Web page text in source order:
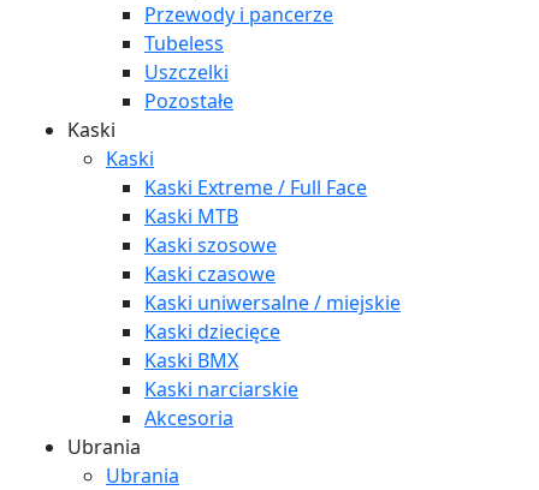
Przewody i pancerze
Tubeless
Uszczelki
Pozostałe
Kaski
Kaski
Kaski Extreme / Full Face
Kaski MTB
Kaski szosowe
Kaski czasowe
Kaski uniwersalne / miejskie
Kaski dziecięce
Kaski BMX
Kaski narciarskie
Akcesoria
Ubrania
Ubrania